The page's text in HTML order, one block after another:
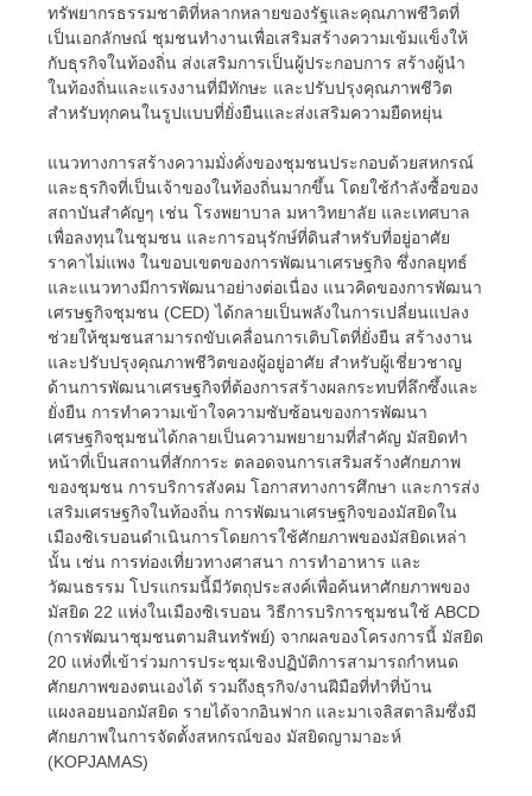
ทรัพยากรธรรมชาติที่หลากหลายของรัฐและคุณภาพชีวิตที่
เป็นเอกลักษณ์ ชุมชนทำงานเพื่อเสริมสร้างความเข้มแข็งให้
กับธุรกิจในท้องถิ่น ส่งเสริมการเป็นผู้ประกอบการ สร้างผู้นำ
ในท้องถิ่นและแรงงานที่มีทักษะ และปรับปรุงคุณภาพชีวิต
สำหรับทุกคนในรูปแบบที่ยั่งยืนและส่งเสริมความยืดหยุ่น
แนวทางการสร้างความมั่งคั่งของชุมชนประกอบด้วยสหกรณ์
และธุรกิจที่เป็นเจ้าของในท้องถิ่นมากขึ้น โดยใช้กำลังซื้อของ
สถาบันสำคัญๆ เช่น โรงพยาบาล มหาวิทยาลัย และเทศบาล
เพื่อลงทุนในชุมชน และการอนุรักษ์ที่ดินสำหรับที่อยู่อาศัย
ราคาไม่แพง ในขอบเขตของการพัฒนาเศรษฐกิจ ซึ่งกลยุทธ์
และแนวทางมีการพัฒนาอย่างต่อเนื่อง แนวคิดของการพัฒนา
เศรษฐกิจชุมชน (CED) ได้กลายเป็นพลังในการเปลี่ยนแปลง
ช่วยให้ชุมชนสามารถขับเคลื่อนการเติบโตที่ยั่งยืน สร้างงาน
และปรับปรุงคุณภาพชีวิตของผู้อยู่อาศัย สำหรับผู้เชี่ยวชาญ
ด้านการพัฒนาเศรษฐกิจที่ต้องการสร้างผลกระทบที่ลึกซึ้งและ
ยั่งยืน การทำความเข้าใจความซับซ้อนของการพัฒนา
เศรษฐกิจชุมชนได้กลายเป็นความพยายามที่สำคัญ มัสยิดทำ
หน้าที่เป็นสถานที่สักการะ ตลอดจนการเสริมสร้างศักยภาพ
ของชุมชน การบริการสังคม โอกาสทางการศึกษา และการส่ง
เสริมเศรษฐกิจในท้องถิ่น การพัฒนาเศรษฐกิจของมัสยิดใน
เมืองซิเรบอนดำเนินการโดยการใช้ศักยภาพของมัสยิดเหล่า
นั้น เช่น การท่องเที่ยวทางศาสนา การทำอาหาร และ
วัฒนธรรม โปรแกรมนี้มีวัตถุประสงค์เพื่อค้นหาศักยภาพของ
มัสยิด 22 แห่งในเมืองซิเรบอน วิธีการบริการชุมชนใช้ ABCD
(การพัฒนาชุมชนตามสินทรัพย์) จากผลของโครงการนี้ มัสยิด
20 แห่งที่เข้าร่วมการประชุมเชิงปฏิบัติการสามารถกำหนด
ศักยภาพของตนเองได้ รวมถึงธุรกิจ/งานฝีมือที่ทำที่บ้าน
แผงลอยนอกมัสยิด รายได้จากอินฟาก และมาเจลิสตาลิมซึ่งมี
ศักยภาพในการจัดตั้งสหกรณ์ของ มัสยิดญามาอะห์
(KOPJAMAS)